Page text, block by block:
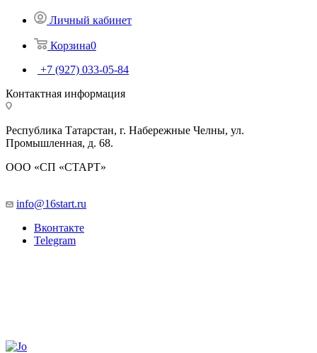
Личный кабинет
Корзина0
+7 (927) 033-05-84
Контактная информация
Республика Татарстан, г. Набережные Челны, ул.
Промышленная, д. 68.
ООО «СП «СТАРТ»
info@16start.ru
Вконтакте
Telegram